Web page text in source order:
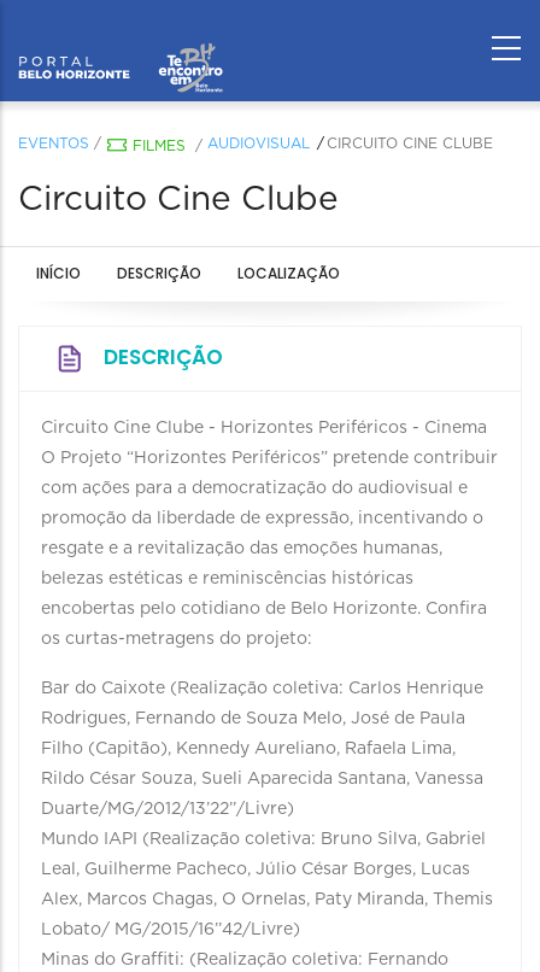
EVENTOS / FILMES / AUDIOVISUAL CIRCUITO CINE CLUBE
Circuito Cine Clube
INÍCIO DESCRIÇÃO LOCALIZAÇÃO
DESCRIÇÃO
Circuito Cine Clube - Horizontes Periféricos - Cinema
O Projeto “Horizontes Periféricos” pretende contribuir
com ações para a democratização do audiovisual e
promoção da liberdade de expressão, incentivando o
resgate e a revitalização das emoções humanas,
belezas estéticas e reminiscências históricas
encobertas pelo cotidiano de Belo Horizonte. Confira
os curtas-metragens do projeto:
Bar do Caixote (Realização coletiva: Carlos Henrique
Rodrigues, Fernando de Souza Melo, José de Paula
Filho (Capitão), Kennedy Aureliano, Rafaela Lima,
Rildo César Souza, Sueli Aparecida Santana, Vanessa
Duarte/MG/2012/13’22’’/Livre)
Mundo IAPI (Realização coletiva: Bruno Silva, Gabriel
Leal, Guilherme Pacheco, Júlio César Borges, Lucas
Alex, Marcos Chagas, O Ornelas, Paty Miranda, Themis
Lobato/ MG/2015/16’’42/Livre)
Minas do Graffiti: (Realização coletiva: Fernando